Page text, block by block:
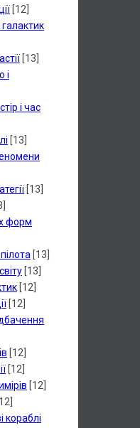
[12]
[13]
і
і час
[13]
[13]
форм
[13]
[13]
[12]
[12]
[12]
[12]
[12]
кораблі